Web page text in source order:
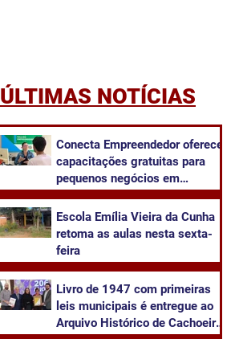
ÚLTIMAS NOTÍCIAS
Conecta Empreendedor oferece
capacitações gratuitas para
pequenos negócios em
​Escola Emília Vieira da Cunha
retoma as aulas nesta sexta-
feira
Livro de 1947 com primeiras
leis municipais é entregue ao
Arquivo Histórico de Cachoeira